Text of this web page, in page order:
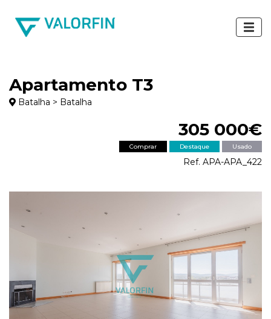
Apartamento T3
Batalha > Batalha
305 000€
Comprar Destaque Usado
Ref. APA-APA_422